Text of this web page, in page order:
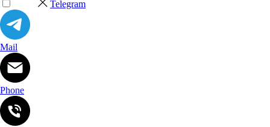
Telegram
Mail
Phone